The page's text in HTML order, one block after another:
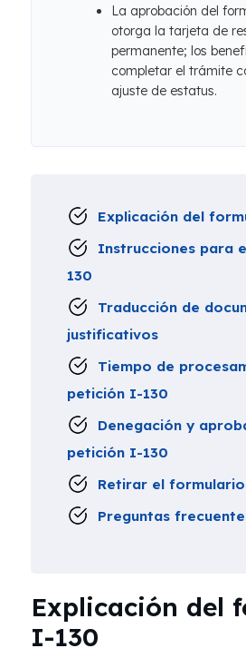
La aprobación del
otorga la tarjeta de
permanente; los
completar el trámite
ajuste de estatus.
Explicación del
Instrucciones para
130
Traducción de
justificativos
Tiempo de
petición I-130
Denegación y
petición I-130
Retirar el
Preguntas
Explicación del
I-130